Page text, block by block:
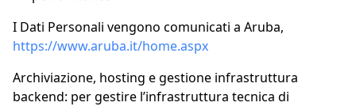
I Dati Personali vengono comunicati a Aruba,
https://www.aruba.it/home.aspx
Archiviazione, hosting e gestione infrastruttura
backend: per gestire l’infrastruttura tecnica di